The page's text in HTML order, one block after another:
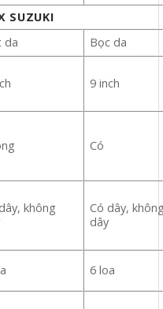
SUZUKI
da
Bọc da
9 inch
Có
không
Có dây,
dây
6 loa